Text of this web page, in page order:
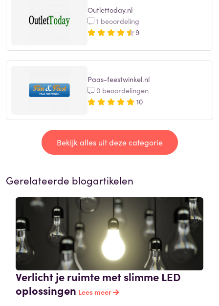
Outlettoday.nl
1 beoordeling
9
Paas-feestwinkel.nl
0 beoordelingen
10
Bekijk alles uit deze categorie
Gerelateerde blogartikelen
Verlicht je ruimte met slimme LED
oplossingen Lees meer